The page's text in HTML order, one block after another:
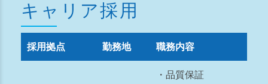
キャリア採用
採用拠点 勤務地 職務内容
・品質保証